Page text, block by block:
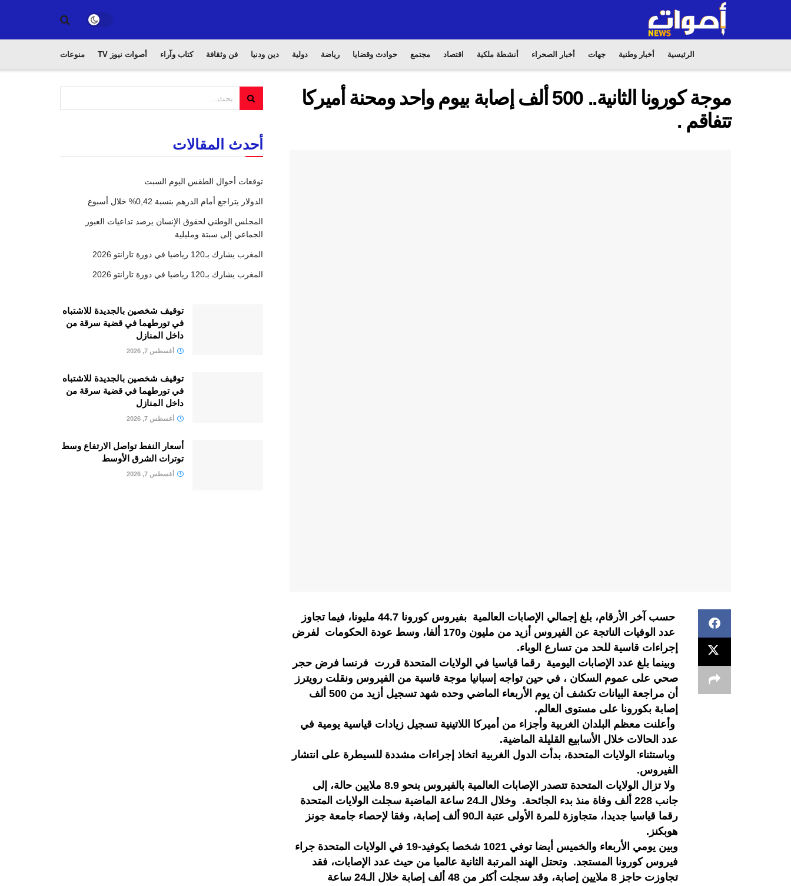
الرئيسية أخبار وطنية جهات أخبار الصحراء أنشطة ملكية اقتصاد مجتمع حوادث وقضايا رياضة دولية دين ودنيا فن وثقافة كتاب وآراء أصوات نيوز TV منوعات
موجة كورونا الثانية.. 500 ألف إصابة بيوم واحد ومحنة أميركا
تتفاقم .
حسب آخر الأرقام، بلغ إجمالي الإصابات العالمية بفيروس كورونا 44.7 مليونا، فيما تجاوز
عدد الوفيات الناتجة عن الفيروس أزيد من مليون و170 ألفا، وسط عودة الحكومات لفرض
إجراءات قاسية للحد من تسارع الوباء.
وبينما بلغ عدد الإصابات اليومية رقما قياسيا في الولايات المتحدة قررت فرنسا فرض حجر
صحي على عموم السكان ، في حين تواجه إسبانيا موجة قاسية من الفيروس ونقلت رويترز
أن مراجعة البيانات تكشف أن يوم الأربعاء الماضي وحده شهد تسجيل أزيد من 500 ألف
إصابة بكورونا على مستوى العالم.
وأعلنت معظم البلدان الغربية وأجزاء من أميركا اللاتينية تسجيل زيادات قياسية يومية في
عدد الحالات خلال الأسابيع القليلة الماضية.
وباستثناء الولايات المتحدة، بدأت الدول الغربية اتخاذ إجراءات مشددة للسيطرة على انتشار
الفيروس.
ولا تزال الولايات المتحدة تتصدر الإصابات العالمية بالفيروس بنحو 8.9 ملايين حالة، إلى
جانب 228 ألف وفاة منذ بدء الجائحة. وخلال الـ24 ساعة الماضية سجلت الولايات المتحدة
رقما قياسيا جديدا، متجاوزة للمرة الأولى عتبة الـ90 ألف إصابة، وفقا لإحصاء جامعة جونز
هوبكنز.
وبين يومي الأربعاء والخميس أيضا توفي 1021 شخصا بكوفيد-19 في الولايات المتحدة جراء
فيروس كورونا المستجد. وتحتل الهند المرتبة الثانية عالميا من حيث عدد الإصابات، فقد
تجاوزت حاجز 8 ملايين إصابة، وقد سجلت أكثر من 48 ألف إصابة خلال الـ24 ساعة
أحدث المقالات
توقعات أحوال الطقس اليوم السبت
الدولار يتراجع أمام الدرهم بنسبة 0,42% خلال أسبوع
المجلس الوطني لحقوق الإنسان يرصد تداعيات العبور
الجماعي إلى سبتة ومليلية
المغرب يشارك بـ120 رياضيا في دورة تارانتو 2026
المغرب يشارك بـ120 رياضيا في دورة تارانتو 2026
توقيف شخصين بالجديدة للاشتباه
في تورطهما في قضية سرقة من
داخل المنازل
أغسطس 7, 2026
توقيف شخصين بالجديدة للاشتباه
في تورطهما في قضية سرقة من
داخل المنازل
أغسطس 7, 2026
أسعار النفط تواصل الارتفاع وسط
توترات الشرق الأوسط
أغسطس 7, 2026